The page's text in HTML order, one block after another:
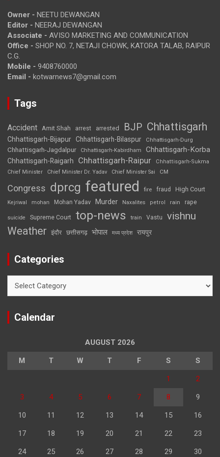
Owner - NEETU DEWANGAN
Editor - NEERAJ DEWANGAN
Associate - AVISO MARKETING AND COMMUNICATION
Office - SHOP NO. 7, NETAJI CHOWK, KATORA TALAB, RAIPUR
C.G.
Mobile - 9408760000
Email - kotwarnews7@gmail.com
Tags
Accident Amit Shah arrest arrested BJP Chhattisgarh
Chhattisgarh-Bijapur Chhattisgarh-Bilaspur Chhattisgarh-Durg
Chhattisgarh-Jagdalpur Chhattisgarh-Kabirdham Chhattisgarh-Korba
Chhattisgarh-Raigarh Chhattisgarh-Raipur
Chhattisgarh-Sukma
Chief Minister
Chief Minister Dr. Yadav Chief Minister Sai CM
Congress dprcg featured fire fraud High Court
Kejriwal mohan Mohan Yadav Murder Naxalites petrol rain rape
suicide Supreme Court top-news train Vastu vishnu
Weather इंदौर छत्तीसगढ़ भोपाल मध्य प्रदेश रायपुर
Categories
Calendar
AUGUST 2026
M T W T F S S
1 2
3 4 5 6 7 8 9
10 11 12 13 14 15 16
17 18 19 20 21 22 23
24 25 26 27 28 29 30